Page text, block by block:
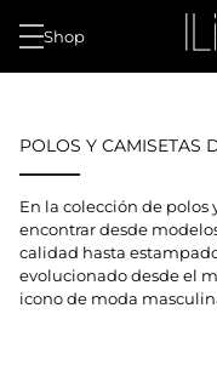
Shop
POLOS Y CAMISETAS
En la colección de polos
encontrar desde
calidad hasta
evolucionado desde el
icono de moda